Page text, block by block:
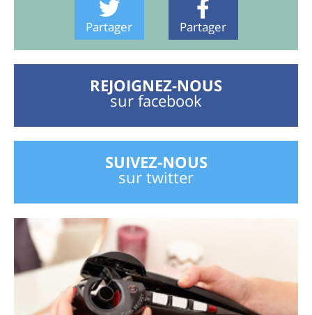
Partager Partager
REJOIGNEZ-NOUS
sur facebook
SUIVEZ-NOUS
sur twitter